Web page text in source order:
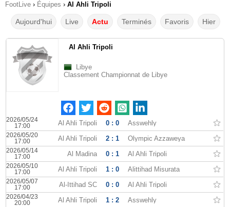
FootLive › Équipes › Al Ahli Tripoli
Aujourd'hui Live Actu Terminés Favoris Hier
Al Ahli Tripoli
Libye
Classement Championnat de Libye
2026/05/24
17:00
Al Ahli Tripoli 0 : 0 Asswehly
2026/05/20
17:00
Al Ahli Tripoli 2 : 1 Olympic Azzaweya
2026/05/14
17:00
Al Madina 0 : 1 Al Ahli Tripoli
2026/05/10
17:00
Al Ahli Tripoli 1 : 0 Alittihad Misurata
2026/05/07
17:00
Al-Ittihad SC 0 : 0 Al Ahli Tripoli
2026/04/23
20:00
Al Ahli Tripoli 1 : 2 Asswehly